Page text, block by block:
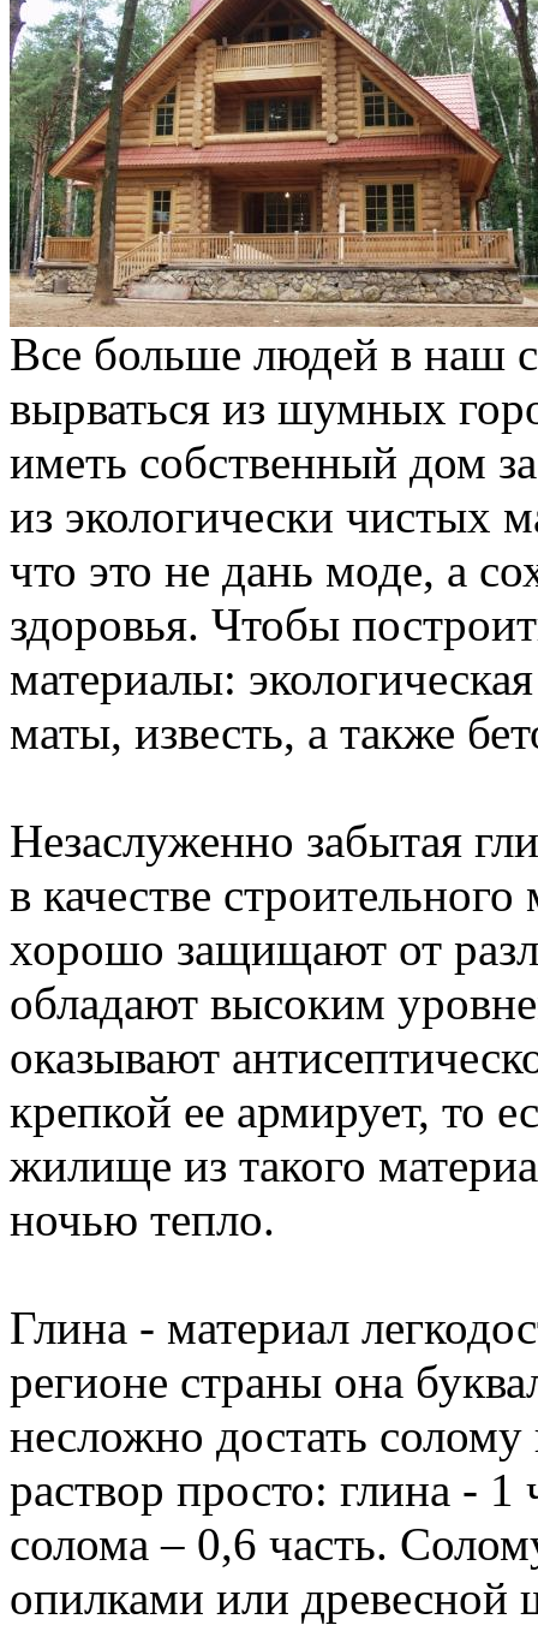
Все больше людей в наш
вырваться из шумных
иметь собственный дом
из экологически чистых
что это не дань моде, а
здоровья. Чтобы
материалы:
маты, известь, а также
Незаслуженно забытая
в качестве
хорошо защищают от
обладают высоким
оказывают
крепкой ее армирует, то
жилище из такого
ночью тепло.
Глина - материал
регионе страны она
несложно достать
раствор просто: глина -
солома – 0,6 часть.
опилками или древесной